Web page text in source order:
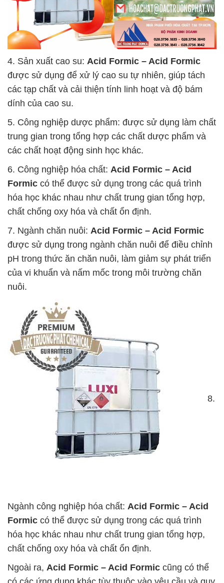
4. Sản xuất cao su: Acid Formic – Acid Formic
được sử dụng để xử lý cao su tự nhiên, giúp tách
các tạp chất và cải thiện tính linh hoạt và độ bám
dính của cao su.
5. Công nghiệp dược phẩm: được sử dụng làm chất
trung gian trong tổng hợp các chất dược phẩm và
các chất hoạt động sinh học khác.
6. Công nghiệp hóa chất: Acid Formic – Acid
Formic có thể được sử dụng trong các quá trình
hóa học khác nhau như chất trung gian tổng hợp,
chất chống oxy hóa và chất ổn định.
7. Ngành chăn nuôi: Acid Formic – Acid Formic
được sử dụng trong ngành chăn nuôi để điều chỉnh
pH trong thức ăn chăn nuôi, làm giảm sự phát triển
của vi khuẩn và nấm mốc trong môi trường chăn
nuôi.
8.
Ngành công nghiệp hóa chất: Acid Formic – Acid
Formic có thể được sử dụng trong các quá trình
hóa học khác nhau như chất trung gian tổng hợp,
chất chống oxy hóa và chất ổn định.
Ngoài ra, Acid Formic – Acid Formic cũng có thể